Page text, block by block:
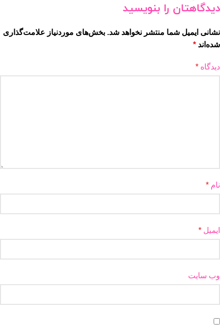
دیدگاهتان را بنویسید
نشانی ایمیل شما منتشر نخواهد شد. بخش‌های موردنیاز علامت‌گذاری
شده‌اند *
دیدگاه *
نام *
ایمیل *
وب‌ سایت